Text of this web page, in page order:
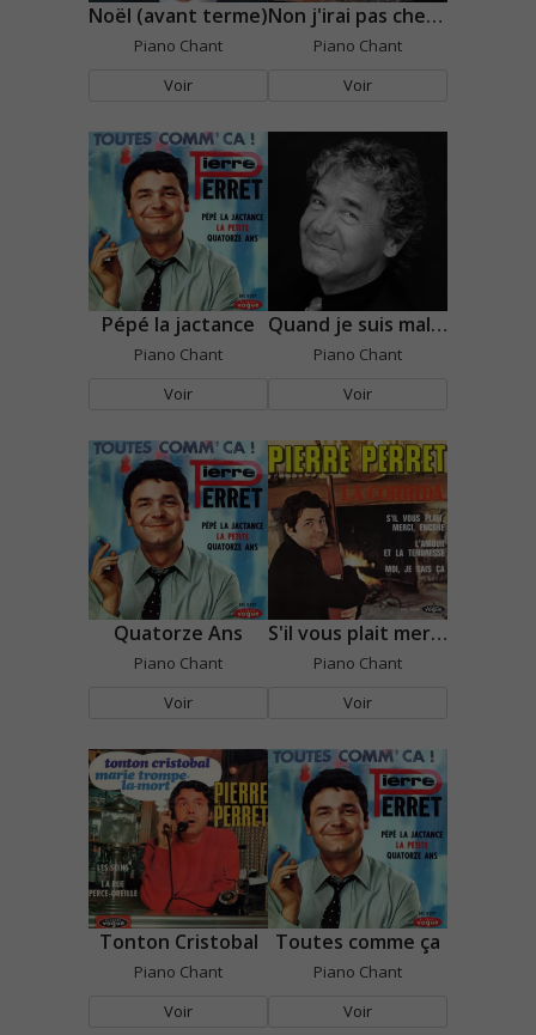
Noël (avant terme)
Piano Chant
Voir
Non j'irai pas chez ma tante
Piano Chant
Voir
Pépé la jactance
Piano Chant
Voir
Quand je suis malheureux
Piano Chant
Voir
Quatorze Ans
Piano Chant
Voir
S'il vous plait merci encore
Piano Chant
Voir
Tonton Cristobal
Piano Chant
Voir
Toutes comme ça
Piano Chant
Voir